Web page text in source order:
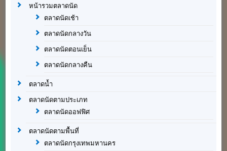
หน้ารวมตลาดนัด
ตลาดนัดเช้า
ตลาดนัดกลางวัน
ตลาดนัดตอนเย็น
ตลาดนัดกลางคืน
ตลาดน้ำ
ตลาดนัดตามประเภท
ตลาดนัดออฟฟิศ
ตลาดนัดตามพื้นที่
ตลาดนัดกรุงเทพมหานคร